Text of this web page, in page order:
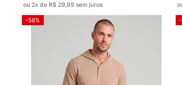
ou 2x de R$ 29,99 sem juros
-58%